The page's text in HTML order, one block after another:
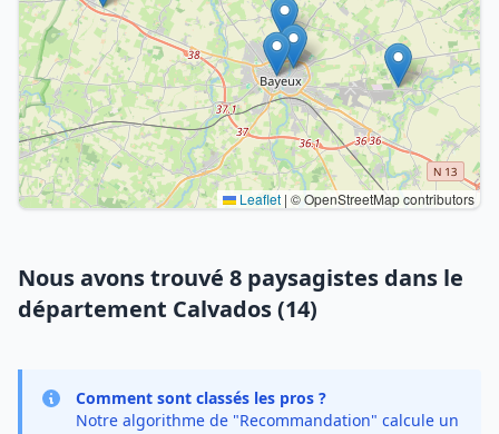
Leaflet | © OpenStreetMap contributors
Nous avons trouvé 8 paysagistes dans le
département Calvados (14)
Comment sont classés les pros ?
Notre algorithme de "Recommandation" calcule un